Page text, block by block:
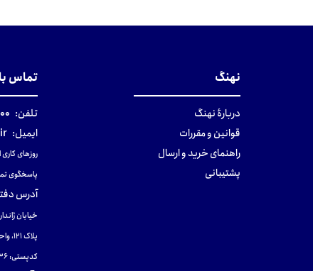
نهنگ
دربارهٔ نهنگ
قوانین و مقررات
راهنمای خرید و ارسال
پشتیبانی
تماس
تلفن:
ایمیل:
روزهای کاری از
پاسخگوی
آدرس
خیابان
پلاک 121، واحد ۴.
کدپستی: 131465433۶